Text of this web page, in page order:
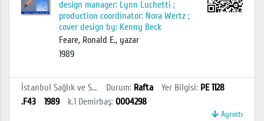
design manager: Lynn Luchetti ;
production coordinator: Nora Wertz ;
cover design by: Kenny Beck
Feare, Ronald E., yazar
1989
İstanbul Sağlık ve Sosyal Bilimler MYO Kütüphanesi Durum: Rafta Yer Bilgisi: PE 1128
.F43
1989 k.1 Demirbaş: 0004298
Ayrıntı